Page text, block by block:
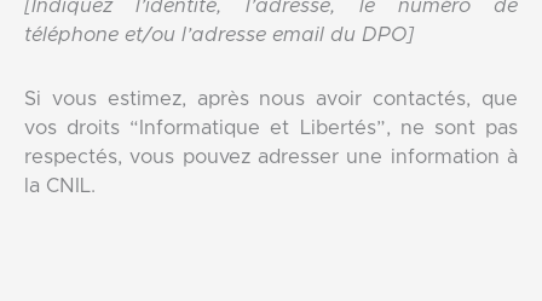
[Indiquez l’identité, l’adresse, le numéro de
téléphone et/ou l’adresse email du DPO]
Si vous estimez, après nous avoir contactés, que
vos droits “Informatique et Libertés”, ne sont pas
respectés, vous pouvez adresser une information à
la CNIL.